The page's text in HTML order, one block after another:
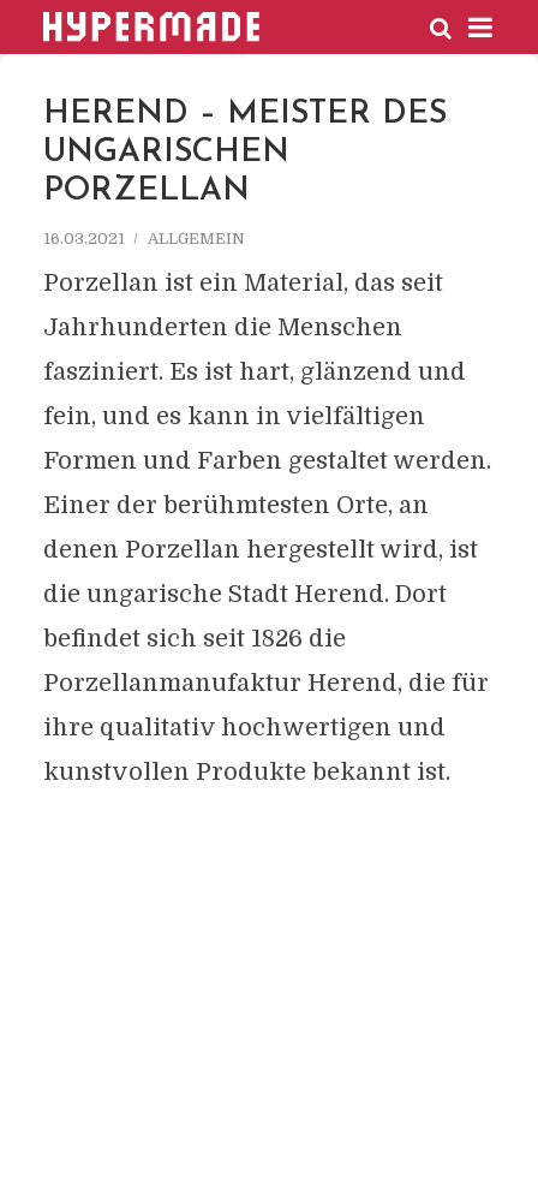
HYPERMADE
HEREND – MEISTER DES
UNGARISCHEN
PORZELLAN
16.03.2021 ALLGEMEIN
Porzellan ist ein Material, das seit
Jahrhunderten die Menschen
fasziniert. Es ist hart, glänzend und
fein, und es kann in vielfältigen
Formen und Farben gestaltet werden.
Einer der berühmtesten Orte, an
denen Porzellan hergestellt wird, ist
die ungarische Stadt Herend. Dort
befindet sich seit 1826 die
Porzellanmanufaktur Herend, die für
ihre qualitativ hochwertigen und
kunstvollen Produkte bekannt ist.